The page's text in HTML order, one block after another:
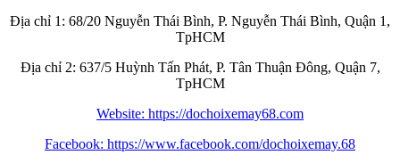
Địa chỉ 1: 68/20 Nguyễn Thái Bình, P. Nguyễn Thái Bình, Quận 1,
TpHCM
Địa chỉ 2: 637/5 Huỳnh Tấn Phát, P. Tân Thuận Đông, Quận 7,
TpHCM
Website: https://dochoixemay68.com
Facebook: https://www.facebook.com/dochoixemay.68